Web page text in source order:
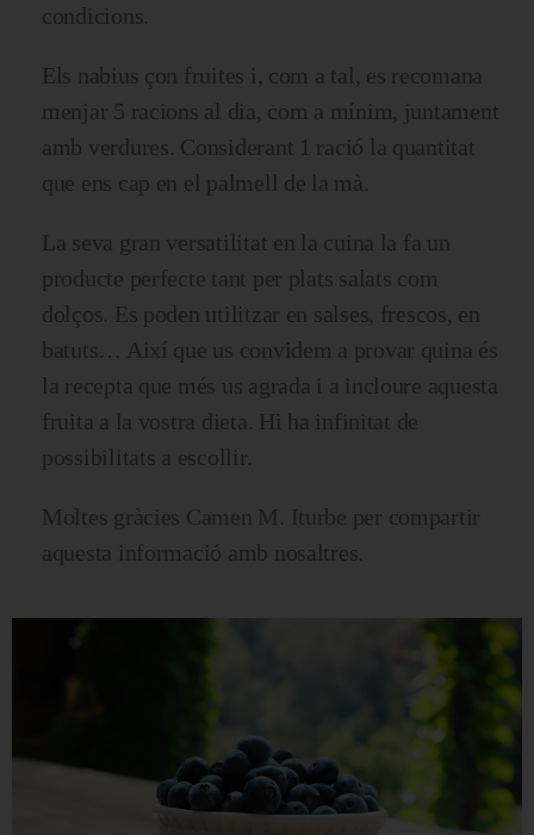
condicions.
Els nabius çon fruites i, com a tal, es recomana
menjar 5 racions al dia, com a mínim, juntament
amb verdures. Considerant 1 ració la quantitat
que ens cap en el palmell de la mà.
La seva gran versatilitat en la cuina la fa un
producte perfecte tant per plats salats com
dolços. Es poden utilitzar en salses, frescos, en
batuts… Així que us convidem a provar quina és
la recepta que més us agrada i a incloure aquesta
fruita a la vostra dieta. Hi ha infinitat de
possibilitats a escollir.
Moltes gràcies Camen M. Iturbe per compartir
aquesta informació amb nosaltres.